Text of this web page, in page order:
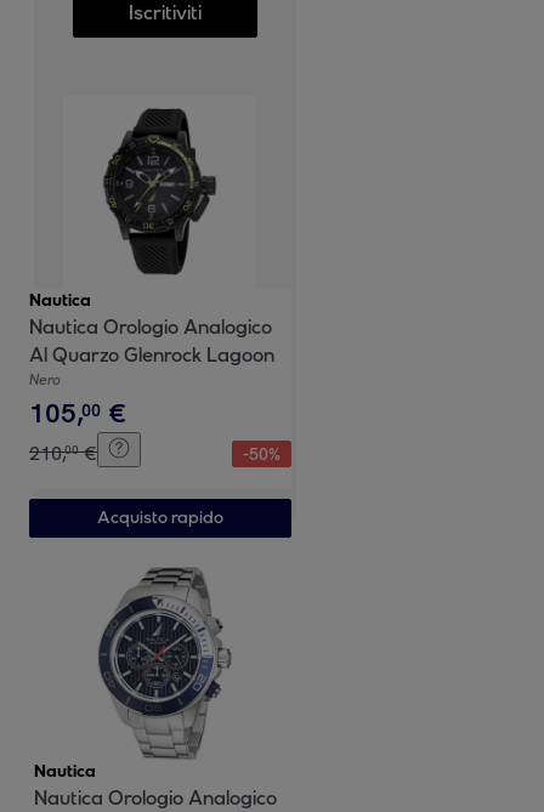
Iscritiviti
Nautica
Nautica Orologio Analogico
Al Quarzo Glenrock Lagoon
Nero
105,00 €
210,00 € -50%
Acquisto rapido
Nautica
Nautica Orologio Analogico